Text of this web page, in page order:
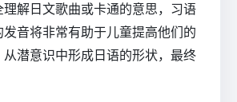
解日文歌曲或卡通的意思，习语
音将非常有助于儿童提高他们的
从潜意识中形成日语的形状，最终